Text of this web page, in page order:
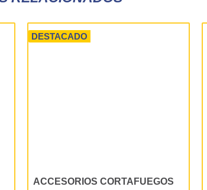
DESTACADO
ACCESORIOS CORTAFUEGOS